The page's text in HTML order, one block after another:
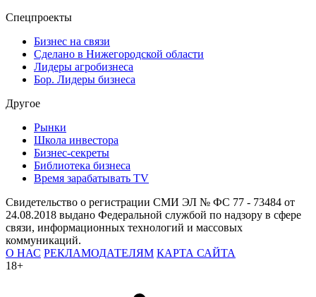
Спецпроекты
Бизнес на связи
Сделано в Нижегородской области
Лидеры агробизнеса
Бор. Лидеры бизнеса
Другое
Рынки
Школа инвестора
Бизнес-секреты
Библиотека бизнеса
Время зарабатывать TV
Свидетельство о регистрации СМИ ЭЛ № ФС 77 - 73484 от
24.08.2018 выдано Федеральной службой по надзору в сфере
связи, информационных технологий и массовых
коммуникаций.
О НАС РЕКЛАМОДАТЕЛЯМ КАРТА САЙТА
18+